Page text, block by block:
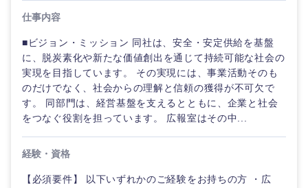
仕事内容
■ビジョン・ミッション 同社は、安全・安定供給を基盤
に、脱炭素化や新たな価値創出を通じて持続可能な社会の
実現を目指しています。 その実現には、事業活動そのも
のだけでなく、社会からの理解と信頼の獲得が不可欠で
す。 同部門は、経営基盤を支えるとともに、企業と社会
をつなぐ役割を担っています。 広報室はその中...
経験・資格
【必須要件】 以下いずれかのご経験をお持ちの方 ・広